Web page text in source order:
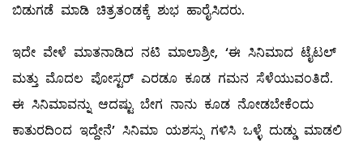
ಬಿಡುಗಡೆ ಮಾಡಿ ಚಿತ್ರತಂಡಕ್ಕೆ ಶುಭ ಹಾರೈಸಿದರು.
ಇದೇ ವೇಳೆ ಮಾತನಾಡಿದ ನಟಿ ಮಾಲಾಶ್ರೀ, ‘ಈ ಸಿನಿಮಾದ ಟೈಟಲ್
ಮತ್ತು ಮೊದಲ ಪೋಸ್ಟರ್ ಎರಡೂ ಕೂಡ ಗಮನ ಸೆಳೆಯುವಂತಿದೆ.
ಈ ಸಿನಿಮಾವನ್ನು ಆದಷ್ಟು ಬೇಗ ನಾನು ಕೂಡ ನೋಡಬೇಕೆಂದು
ಕಾತುರದಿಂದ ಇದ್ದೇನೆ’ ಸಿನಿಮಾ ಯಶಸ್ಸು ಗಳಿಸಿ ಒಳ್ಳೆ ದುಡ್ಡು ಮಾಡಲಿ